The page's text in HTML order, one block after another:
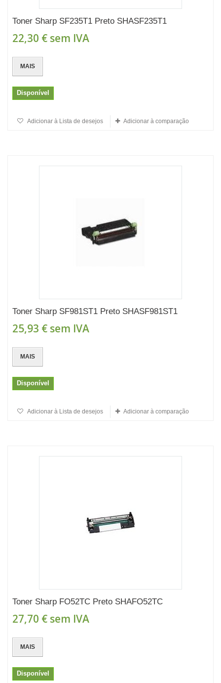
Toner Sharp SF235T1 Preto SHASF235T1
22,30 € sem IVA
MAIS
Disponível
Adicionar à Lista de desejos Adicionar à comparação
Toner Sharp SF981ST1 Preto SHASF981ST1
25,93 € sem IVA
MAIS
Disponível
Adicionar à Lista de desejos Adicionar à comparação
Toner Sharp FO52TC Preto SHAFO52TC
27,70 € sem IVA
MAIS
Disponível